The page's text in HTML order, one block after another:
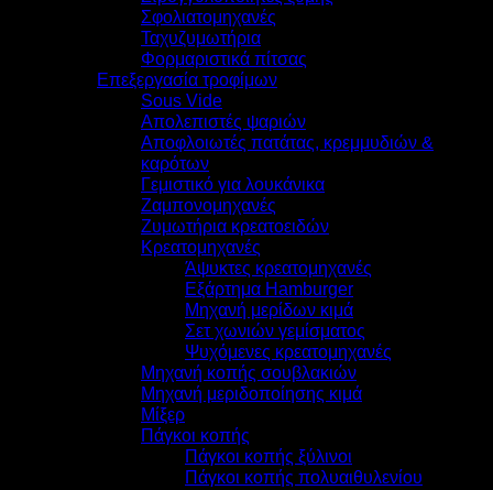
Σφολιατομηχανές
Ταχυζυμωτήρια
Φορμαριστικά πίτσας
Επεξεργασία τροφίμων
Sous Vide
Απολεπιστές ψαριών
Αποφλοιωτές πατάτας, κρεμμυδιών &
καρότων
Γεμιστικό για λουκάνικα
Ζαμπονομηχανές
Ζυμωτήρια κρεατοειδών
Κρεατομηχανές
Άψυκτες κρεατομηχανές
Εξάρτημα Hamburger
Μηχανή μερίδων κιμά
Σετ χωνιών γεμίσματος
Ψυχόμενες κρεατομηχανές
Μηχανή κοπής σουβλακιών
Μηχανή μεριδοποίησης κιμά
Μίξερ
Πάγκοι κοπής
Πάγκοι κοπής ξύλινοι
Πάγκοι κοπής πολυαιθυλενίου